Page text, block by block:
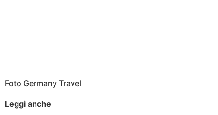
Foto Germany Travel
Leggi anche